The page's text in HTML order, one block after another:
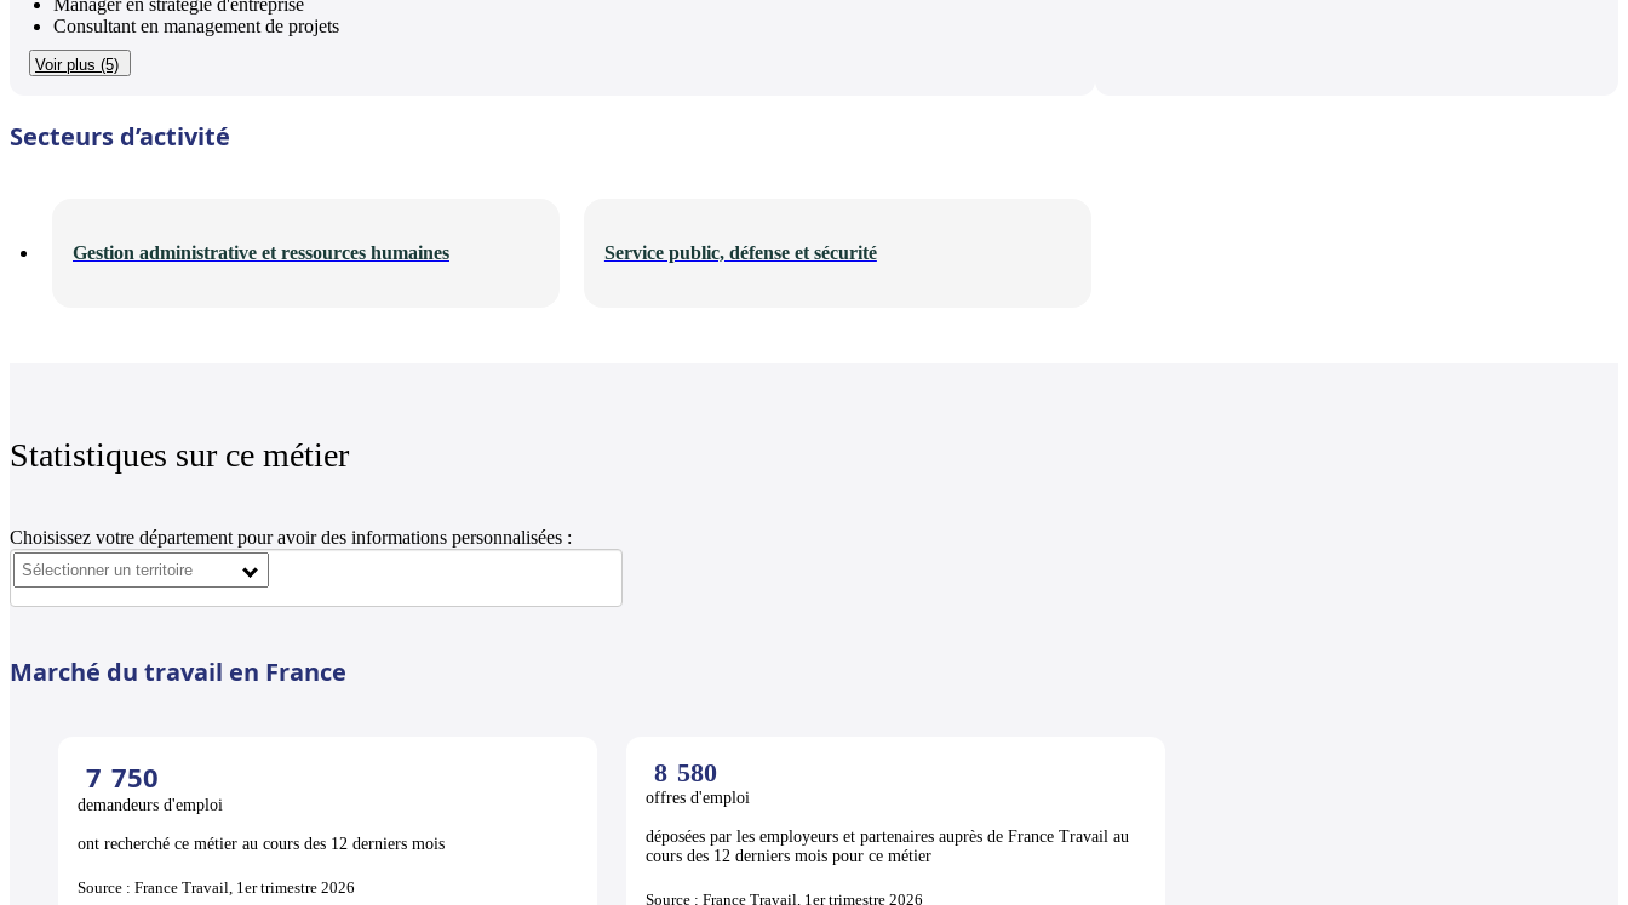
Manager en stratégie d'entreprise
Consultant en management de projets
Voir plus (5)
Secteurs d’activité
Gestion administrative et ressources humaines Service public, défense et sécurité
Statistiques sur ce métier
Choisissez votre département pour avoir des informations personnalisées :
Marché du travail en France
7 750
demandeurs d'emploi
ont recherché ce métier au cours des 12 derniers mois
Source : France Travail, 1er trimestre 2026
8 580
offres d'emploi
déposées par les employeurs et partenaires auprès de France Travail au
cours des 12 derniers mois pour ce métier
Source : France Travail, 1er trimestre 2026